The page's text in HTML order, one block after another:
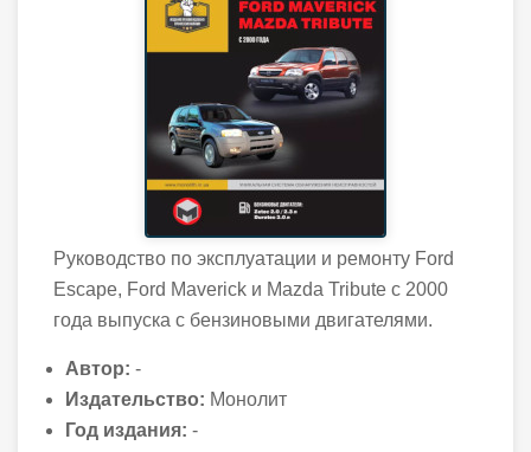
Руководство по эксплуатации и ремонту Ford
Escape, Ford Maverick и Mazda Tribute с 2000
года выпуска с бензиновыми двигателями.
Автор: -
Издательство: Монолит
Год издания: -